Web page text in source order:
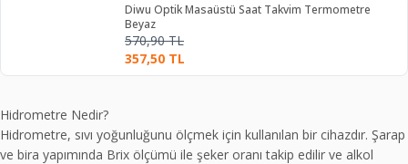
Diwu Optik Masaüstü Saat Takvim Termometre
Beyaz
570,90TL
357,50 TL
Hidrometre Nedir?
Hidrometre, sıvı yoğunluğunu ölçmek için kullanılan bir cihazdır. Şarap
ve bira yapımında Brix ölçümü ile şeker oranı takip edilir ve alkol